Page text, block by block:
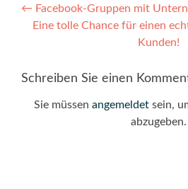
Post
navigation
← Facebook-Gruppen mit
Eine tolle Chance für einen
Kunden!
Schreiben Sie einen
Sie müssen angemeldetsein,
abzugeben.